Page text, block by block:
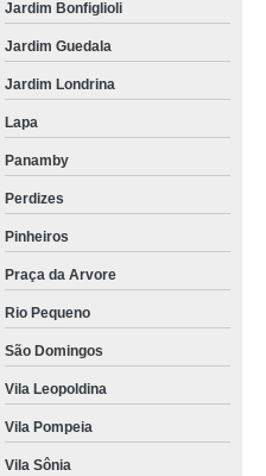
Jardim Bonfiglioli
Jardim Guedala
Jardim Londrina
Lapa
Panamby
Perdizes
Pinheiros
Praça da Arvore
Rio Pequeno
São Domingos
Vila Leopoldina
Vila Pompeia
Vila Sônia